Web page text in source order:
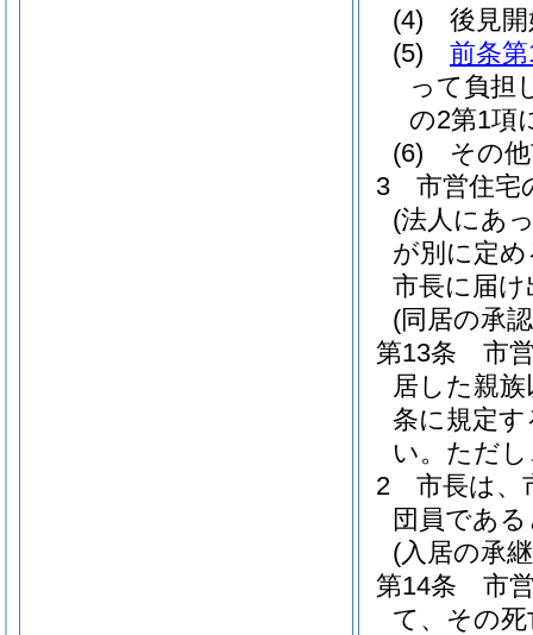
(4)
後見
(5)
前条
って負担
の2第1項
(6)
その
3
市営住宅
(法人にあ
が別に定
市長に届
(同居の承
第13条
市
居した親
条に規定
い。 ただ
2
市長は、
団員であ
(入居の承
第14条
市
て、その